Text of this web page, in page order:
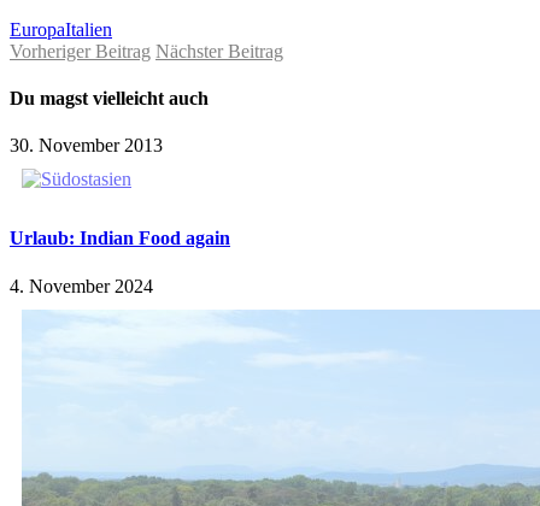
EuropaItalien
Vorheriger Beitrag Nächster Beitrag
Du magst vielleicht auch
30. November 2013
Urlaub: Indian Food again
4. November 2024